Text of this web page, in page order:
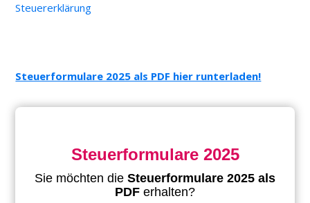
Steuererklärung
Steuerformulare 2025 als PDF hier runterladen!
Steuerformulare 2025
Sie möchten die Steuerformulare 2025 als
PDF erhalten?